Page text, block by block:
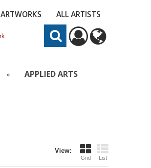
ALL ARTISTS
APPLIED ARTS
View:
Grid List